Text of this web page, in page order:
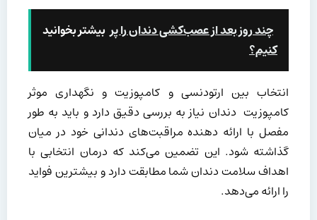
بیشتر بخوانید چند روز بعد از عصب‌کشی دندان را پر
کنیم؟
انتخاب بین ارتودنسی و کامپوزیت و نگهداری موثر
کامپوزیت دندان نیاز به بررسی دقیق دارد و باید به طور
مفصل با ارائه دهنده مراقبت‌های دندانی خود در میان
گذاشته شود. این تضمین می‌کند که درمان انتخابی با
اهداف سلامت دندان شما مطابقت دارد و بیشترین فواید
را ارائه می‌دهد.